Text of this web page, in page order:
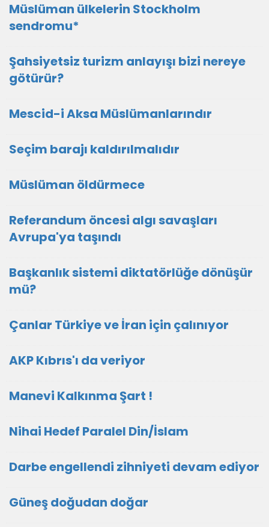
Müslüman ülkelerin Stockholm
sendromu*
Şahsiyetsiz turizm anlayışı bizi nereye
götürür?
Mescid-i Aksa Müslümanlarındır
Seçim barajı kaldırılmalıdır
Müslüman öldürmece
Referandum öncesi algı savaşları
Avrupa'ya taşındı
Başkanlık sistemi diktatörlüğe dönüşür
mü?
Çanlar Türkiye ve İran için çalınıyor
AKP Kıbrıs'ı da veriyor
Manevi Kalkınma Şart !
Nihai Hedef Paralel Din/İslam
Darbe engellendi zihniyeti devam ediyor
Güneş doğudan doğar